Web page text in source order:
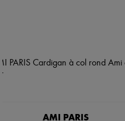
AMI PARIS